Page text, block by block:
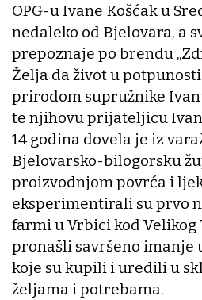
OPG-u Ivane Košćak u
nedaleko od Bjelovara, a
prepoznaje po brendu
Želja da život u
prirodom supružnike
te njihovu prijateljicu
14 godina dovela je iz
Bjelovarsko-bilogorsku
proizvodnjom povrća i
eksperimentirali su prvo
farmi u Vrbici kod Velikog
pronašli savršeno imanje
koje su kupili i uredili u
željama i potrebama.